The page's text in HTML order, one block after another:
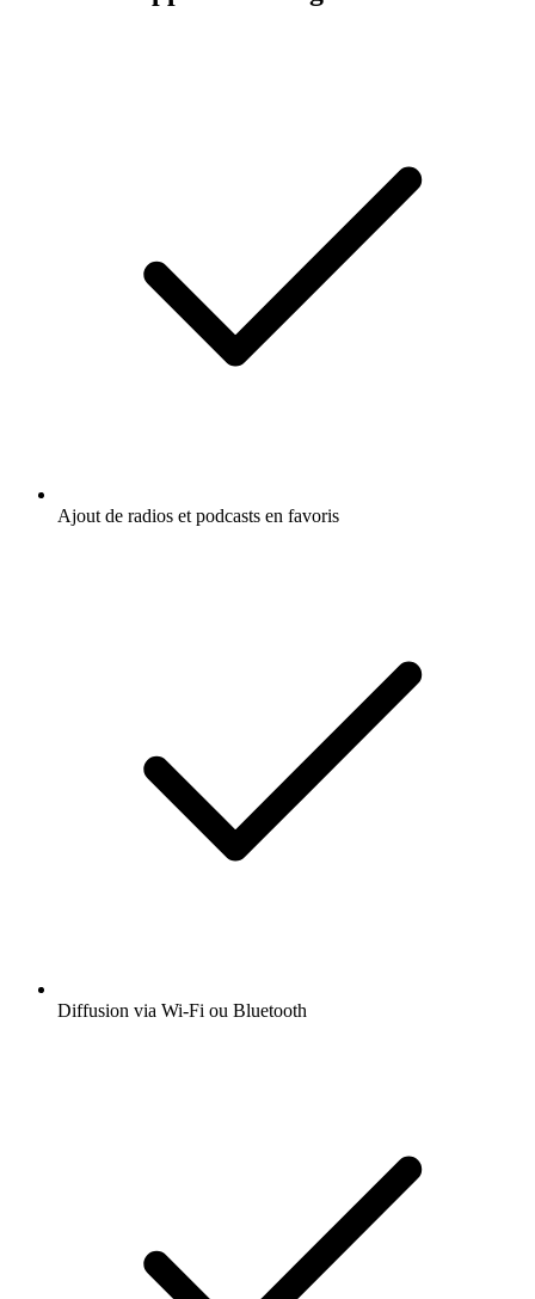
Ajout de radios et podcasts en favoris
Diffusion via Wi-Fi ou Bluetooth